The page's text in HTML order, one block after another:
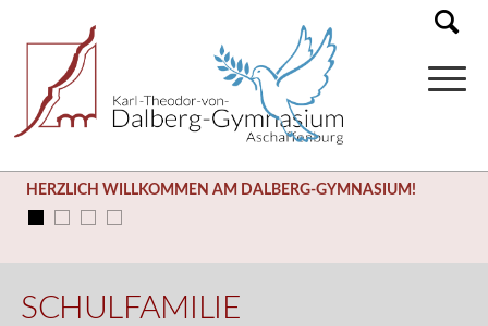
SOMMERFERIEN (03.08. – 14.09.)
SCHULFAMILIE